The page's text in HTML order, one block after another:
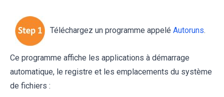
Téléchargez un programme appelé Autoruns.
Ce programme affiche les applications à démarrage
automatique, le registre et les emplacements du système
de fichiers :